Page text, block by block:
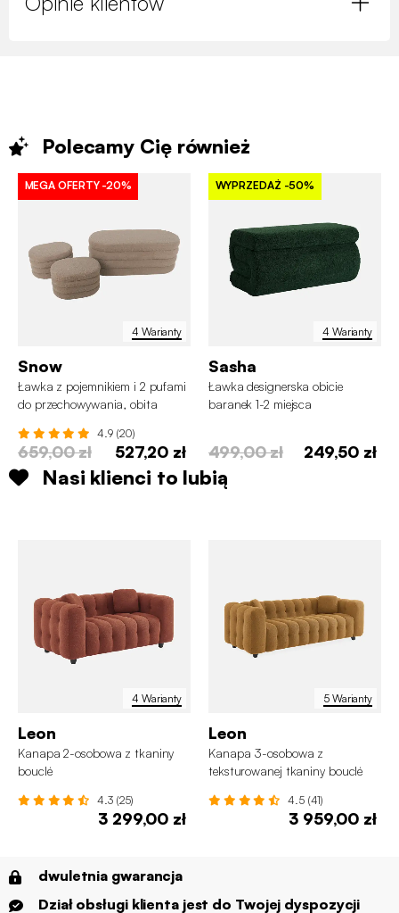
Polecamy Cię również
4 Warianty
MEGA OFERTY -20%
Snow
Ławka z pojemnikiem i 2 pufami
do przechowywania, obita
4.9 (20)
659,00 zł 527,20 zł
4 Warianty
WYPRZEDAŻ -50%
Sasha
Ławka designerska obicie
baranek 1-2 miejsca
499,00 zł 249,50 zł
Nasi klienci to lubią
4 Warianty
Leon
Kanapa 2-osobowa z tkaniny
bouclé
4.3 (25)
3 299,00 zł
5 Warianty
Leon
Kanapa 3-osobowa z
teksturowanej tkaniny bouclé
4.5 (41)
3 959,00 zł
dwuletnia gwarancja
Dział obsługi klienta jest do Twojej dyspozycji